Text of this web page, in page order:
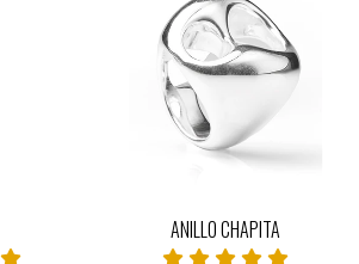
ANILLO CHAPITA